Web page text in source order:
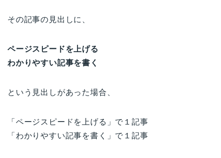
その記事の見出しに、
ページスピードを上げる
わかりやすい記事を書く
という見出しがあった場合、
「ページスピードを上げる」で１記事
「わかりやすい記事を書く」で１記事